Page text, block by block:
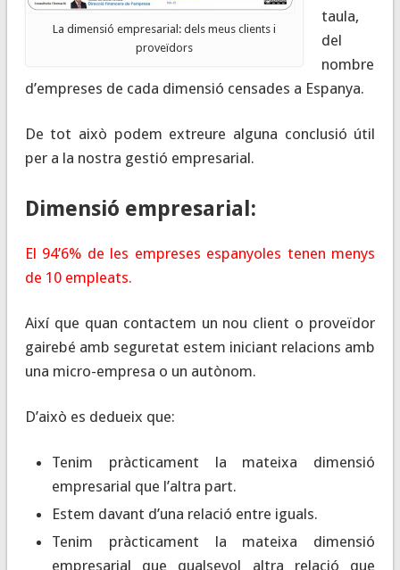
La dimensió empresarial: dels meus clients i
proveïdors
taula,
del
nombre
d’empreses de cada dimensió censades a Espanya.
De tot això podem extreure alguna conclusió útil
per a la nostra gestió empresarial.
Dimensió empresarial:
El 94’6% de les empreses espanyoles tenen menys
de 10 empleats.
Així que quan contactem un nou client o proveïdor
gairebé amb seguretat estem iniciant relacions amb
una micro-empresa o un autònom.
D’això es dedueix que:
Tenim pràcticament la mateixa dimensió
empresarial que l’altra part.
Estem davant d’una relació entre iguals.
Tenim pràcticament la mateixa dimensió
empresarial que qualsevol altra relació que